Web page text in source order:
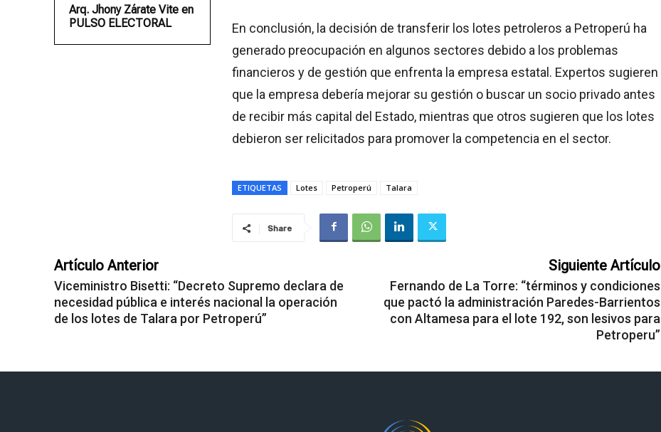
Arq. Jhony Zárate Vite en
PULSO ELECTORAL
En conclusión, la decisión de transferir los lotes petroleros a Petroperú ha
generado preocupación en algunos sectores debido a los problemas
financieros y de gestión que enfrenta la empresa estatal. Expertos sugieren
que la empresa debería mejorar su gestión o buscar un socio privado antes
de recibir más capital del Estado, mientras que otros sugieren que los lotes
debieron ser relicitados para promover la competencia en el sector.
ETIQUETAS Lotes Petroperú Talara
Share
Artículo Anterior
Viceministro Bisetti: “Decreto Supremo declara de
necesidad pública e interés nacional la operación
de los lotes de Talara por Petroperú”
Siguiente Artículo
Fernando de La Torre: “términos y condiciones
que pactó la administración Paredes-Barrientos
con Altamesa para el lote 192, son lesivos para
Petroperu”